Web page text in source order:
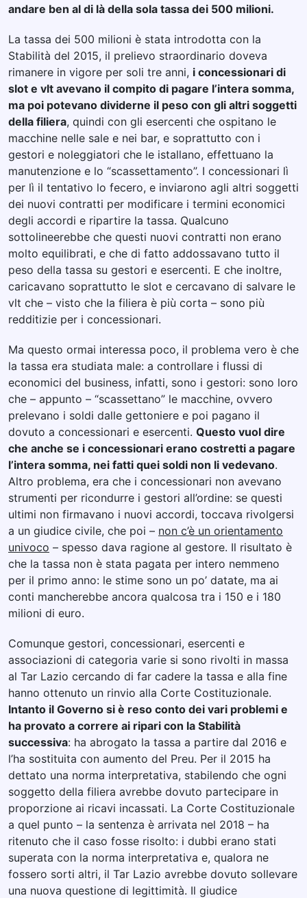
andare ben al di là della sola tassa dei 500 milioni.
La tassa dei 500 milioni è stata introdotta con la
Stabilità del 2015, il prelievo straordinario doveva
rimanere in vigore per soli tre anni, i concessionari di
slot e vlt avevano il compito di pagare l’intera somma,
ma poi potevano dividerne il peso con gli altri soggetti
della filiera, quindi con gli esercenti che ospitano le
macchine nelle sale e nei bar, e soprattutto con i
gestori e noleggiatori che le istallano, effettuano la
manutenzione e lo “scassettamento”. I concessionari lì
per lì il tentativo lo fecero, e inviarono agli altri soggetti
dei nuovi contratti per modificare i termini economici
degli accordi e ripartire la tassa. Qualcuno
sottolineerebbe che questi nuovi contratti non erano
molto equilibrati, e che di fatto addossavano tutto il
peso della tassa su gestori e esercenti. E che inoltre,
caricavano soprattutto le slot e cercavano di salvare le
vlt che – visto che la filiera è più corta – sono più
redditizie per i concessionari.
Ma questo ormai interessa poco, il problema vero è che
la tassa era studiata male: a controllare i flussi di
economici del business, infatti, sono i gestori: sono loro
che – appunto – “scassettano” le macchine, ovvero
prelevano i soldi dalle gettoniere e poi pagano il
dovuto a concessionari e esercenti. Questo vuol dire
che anche se i concessionari erano costretti a pagare
l’intera somma, nei fatti quei soldi non li vedevano.
Altro problema, era che i concessionari non avevano
strumenti per ricondurre i gestori all’ordine: se questi
ultimi non firmavano i nuovi accordi, toccava rivolgersi
a un giudice civile, che poi – non c’è un orientamento
univoco – spesso dava ragione al gestore. Il risultato è
che la tassa non è stata pagata per intero nemmeno
per il primo anno: le stime sono un po’ datate, ma ai
conti mancherebbe ancora qualcosa tra i 150 e i 180
milioni di euro.
Comunque gestori, concessionari, esercenti e
associazioni di categoria varie si sono rivolti in massa
al Tar Lazio cercando di far cadere la tassa e alla fine
hanno ottenuto un rinvio alla Corte Costituzionale.
Intanto il Governo si è reso conto dei vari problemi e
ha provato a correre ai ripari con la Stabilità
successiva: ha abrogato la tassa a partire dal 2016 e
l’ha sostituita con aumento del Preu. Per il 2015 ha
dettato una norma interpretativa, stabilendo che ogni
soggetto della filiera avrebbe dovuto partecipare in
proporzione ai ricavi incassati. La Corte Costituzionale
a quel punto – la sentenza è arrivata nel 2018 – ha
ritenuto che il caso fosse risolto: i dubbi erano stati
superata con la norma interpretativa e, qualora ne
fossero sorti altri, il Tar Lazio avrebbe dovuto sollevare
una nuova questione di legittimità. Il giudice